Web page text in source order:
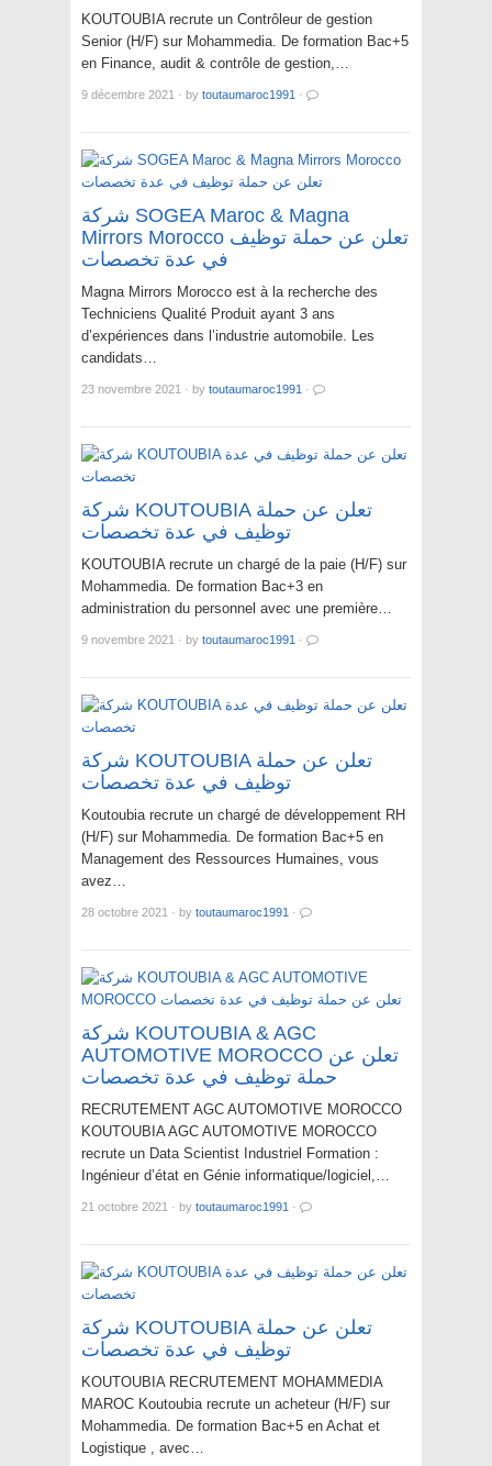
KOUTOUBIA recrute un Contrôleur de gestion
Senior (H/F) sur Mohammedia. De formation Bac+5
en Finance, audit & contrôle de gestion,…
9 décembre 2021 · by toutaumaroc1991 ·
شركة SOGEA Maroc & Magna
Mirrors Morocco تعلن عن حملة توظيف
في عدة تخصصات
Magna Mirrors Morocco est à la recherche des
Techniciens Qualité Produit ayant 3 ans
d’expériences dans l’industrie automobile. Les
candidats…
23 novembre 2021 · by toutaumaroc1991 ·
شركة KOUTOUBIA تعلن عن حملة
توظيف في عدة تخصصات
KOUTOUBIA recrute un chargé de la paie (H/F) sur
Mohammedia. De formation Bac+3 en
administration du personnel avec une première…
9 novembre 2021 · by toutaumaroc1991 ·
شركة KOUTOUBIA تعلن عن حملة
توظيف في عدة تخصصات
Koutoubia recrute un chargé de développement RH
(H/F) sur Mohammedia. De formation Bac+5 en
Management des Ressources Humaines, vous
avez…
28 octobre 2021 · by toutaumaroc1991 ·
شركة KOUTOUBIA & AGC
AUTOMOTIVE MOROCCO تعلن عن
حملة توظيف في عدة تخصصات
RECRUTEMENT AGC AUTOMOTIVE MOROCCO
KOUTOUBIA AGC AUTOMOTIVE MOROCCO
recrute un Data Scientist Industriel Formation :
Ingénieur d’état en Génie informatique/logiciel,…
21 octobre 2021 · by toutaumaroc1991 ·
شركة KOUTOUBIA تعلن عن حملة
توظيف في عدة تخصصات
KOUTOUBIA RECRUTEMENT MOHAMMEDIA
MAROC Koutoubia recrute un acheteur (H/F) sur
Mohammedia. De formation Bac+5 en Achat et
Logistique , avec…